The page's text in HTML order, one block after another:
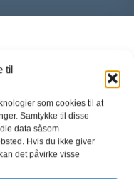
til
som cookies til at
Samtykke til disse
data såsom
Hvis du ikke giver
det påvirke visse